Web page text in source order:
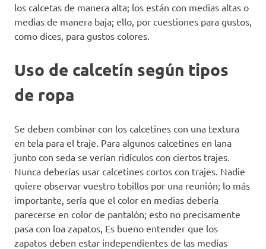
los calcetas de manera alta; los están con medias altas o
medias de manera baja; ello, por cuestiones para gustos,
como dices, para gustos colores.
Uso de calcetín según tipos
de ropa
Se deben combinar con los calcetines con una textura
en tela para el traje. Para algunos calcetines en lana
junto con seda se verían ridículos con ciertos trajes.
Nunca deberías usar calcetines cortos con trajes. Nadie
quiere observar vuestro tobillos por una reunión; lo más
importante, sería que el color en medias debería
parecerse en color de pantalón; esto no precisamente
pasa con loa zapatos, Es bueno entender que los
zapatos deben estar independientes de las medias